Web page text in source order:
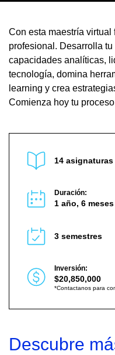
Con esta maestría
profesional. Desarrolla
capacidades analíticas,
tecnología, domina
learning y crea
Comienza hoy tu
14 asignaturas
Duración:
1 año, 6 meses
3 semestres
Inversión:
$20,850,000
*Contactanos para
Descubre